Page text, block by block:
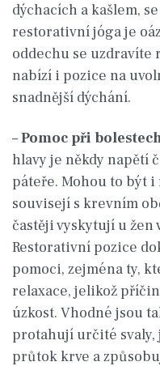
dýchacích a kašlem,
restorativní jóga je
oddechu se
nabízí i pozice na
snadnější dýchání.
–Pomoc při
hlavy je někdy napětí
páteře. Mohou to být
souvisejí s krevním
častěji vyskytují u žen
Restorativní pozice
pomoci, zejména ty,
relaxace, jelikož
úzkost. Vhodné jsou
protahují určité svaly,
průtok krve a